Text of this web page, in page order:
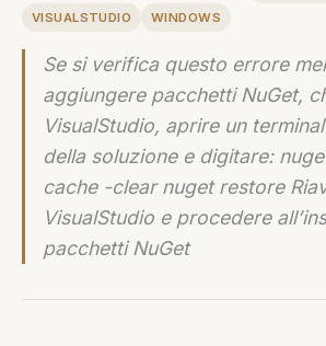
VISUALSTUDIO
WINDOWS
Se si verifica questo errore
aggiungere pacchetti NuGet,
VisualStudio, aprire un
della soluzione e digitare:
cache -clear nuget restore
VisualStudio e procedere
pacchetti NuGet